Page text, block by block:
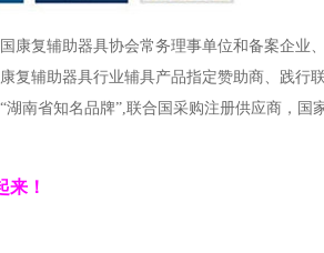
康复辅助器具协会常务理事单位和备案企业
复辅助器具行业辅具产品指定赞助商、践行
南省知名品牌”,联合国采购注册供应商，国
来！